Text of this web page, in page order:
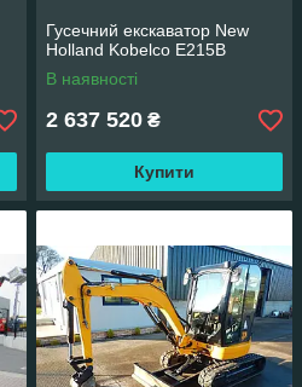
Гусечний екскаватор New
Holland Kobelco E215B
В наявності
2 637 520 ₴
Купити